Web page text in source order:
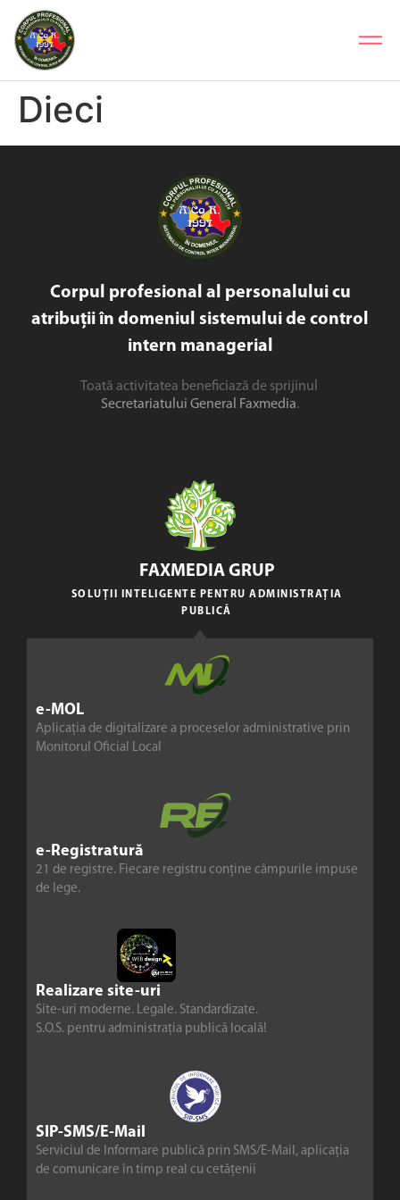
Dieci
Corpul profesional al personalului cu
atribuții în domeniul sistemului de control
intern managerial
Toată activitatea beneficiază de sprijinul
Secretariatului General Faxmedia.
e-MOL
Aplicația de digitalizare a proceselor administrative prin
Monitorul Oficial Local
e-Registratură
21 de registre. Fiecare registru conține câmpurile impuse
de lege.
Realizare site-uri
Site-uri moderne. Legale. Standardizate.
S.O.S. pentru administrația publică locală!
SIP-SMS/E-Mail
Serviciul de Informare publică prin SMS/E-Mail, aplicația
de comunicare în timp real cu cetățenii
FAXMEDIA GRUP
SOLUȚII INTELIGENTE PENTRU ADMINISTRAȚIA
PUBLICĂ